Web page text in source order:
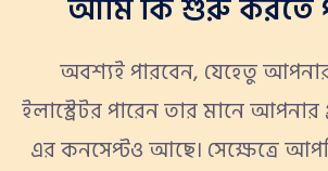
আমি কি শুরু করতে
অবশ্যই পারবেন, যেহেতু
ইলাস্ট্রেটর পারেন তার মানে আপনার
এর কনসেপ্টও আছে। সেক্ষেত্রে